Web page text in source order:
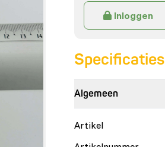
Inloggen
Specificaties
Algemeen
Artikel